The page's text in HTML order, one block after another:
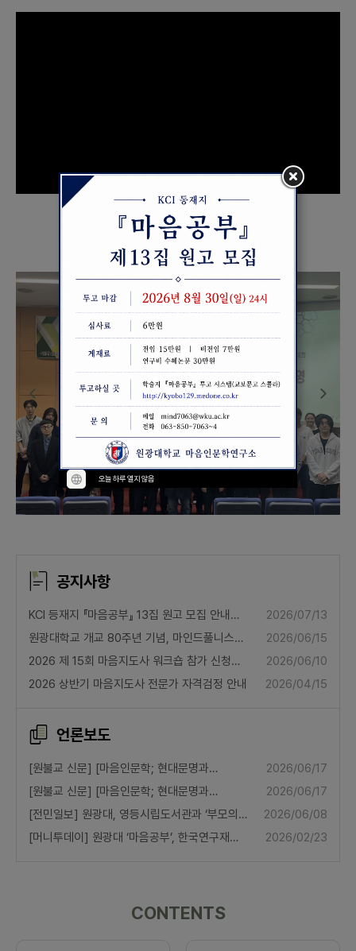
GALLERY
공지사항
KCI 등재지 『마음공부』 13집 원고 모집 안내
(∼8.30.)
2026/07/13
원광대학교 개교 80주년 기념, 마인드풀니스
국제학술대회 안내(2026.10.20.∼22. 서울
피스앤파크 컨벤션)
2026/06/15
2026 제 15회 마음지도사 워크숍 참가 신청
안내
2026/06/10
2026 상반기 마음지도사 전문가 자격검정 안내
2026/04/15
언론보도
[원불교 신문] [마음인문학; 현대문명과
마음공부] ‘마음공부 및 마음챙김’의 정의와
효과
2026/06/17
[원불교 신문] [마음인문학; 현대문명과
마음공부] 마음공부·마음챙김 관련 동향과 성과
2026/06/17
[전민일보] 원광대, 영등시립도서관과 ‘부모의
마음이 자녀를 키운다’ 프로그램 운영
2026/06/08
[머니투데이] 원광대 ‘마음공부’, 한국연구재단
2026/02/23
CONTENTS
오늘 하루 열지 않음